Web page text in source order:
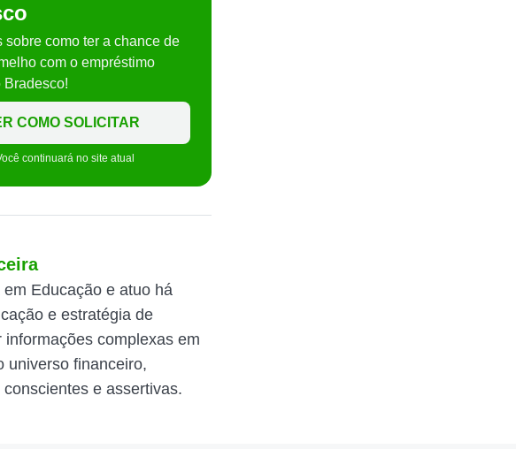
sobre como ter a chance de
com o empréstimo
Bradesco!
COMO SOLICITAR
continuará no site atual
Educação e atuo há
e estratégia de
complexas em
universo financeiro,
e assertivas.